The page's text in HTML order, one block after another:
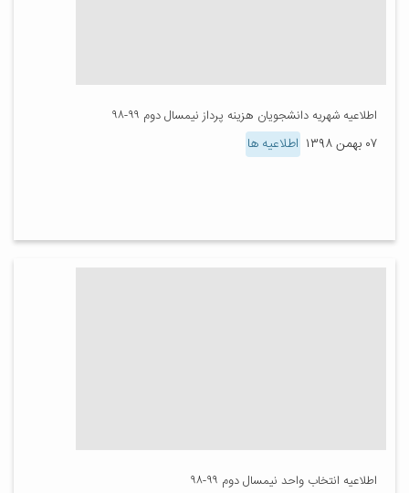
اطلاعیه شهریه دانشجویان هزینه پرداز نیمسال دوم ۹۹-۹۸
۰۷ بهمن ۱۳۹۸ اطلاعیه ها
اطلاعیه انتخاب واحد نیمسال دوم ۹۹-۹۸